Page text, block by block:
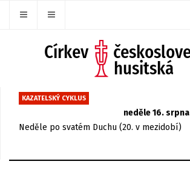
KAZATELSKÝ CYKLUS
neděle 16. srpna
Neděle po svatém Duchu (20. v mezidobí)